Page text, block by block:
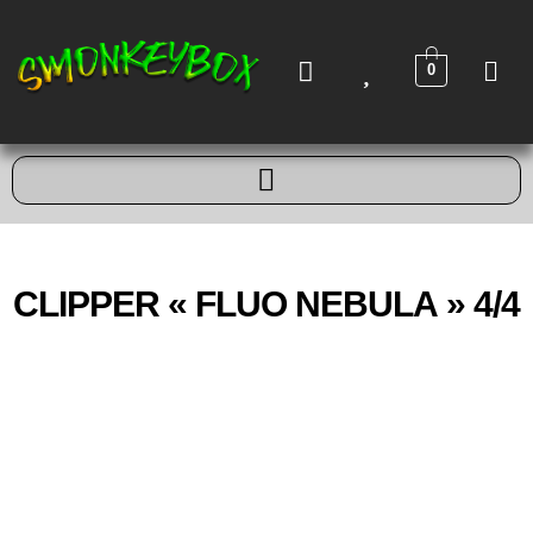
0
CLIPPER « FLUO NEBULA » 4/4